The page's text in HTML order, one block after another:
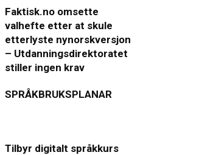
Faktisk.no omsette
valhefte etter at skule
etterlyste nynorskversjon
– Utdanningsdirektoratet
stiller ingen krav
SPRÅKBRUKSPLANAR
Tilbyr digitalt språkkurs